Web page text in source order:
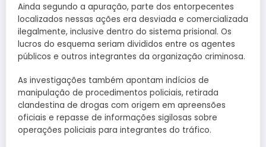
Ainda segundo a apuração, parte dos entorpecentes
localizados nessas ações era desviada e comercializada
ilegalmente, inclusive dentro do sistema prisional. Os
lucros do esquema seriam divididos entre os agentes
públicos e outros integrantes da organização criminosa.
As investigações também apontam indícios de
manipulação de procedimentos policiais, retirada
clandestina de drogas com origem em apreensões
oficiais e repasse de informações sigilosas sobre
operações policiais para integrantes do tráfico.